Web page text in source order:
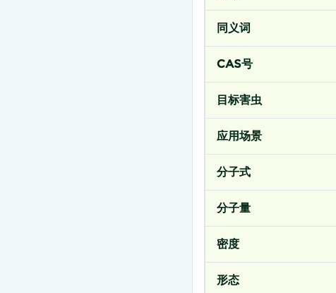
同义词
CAS号
目标害虫
应用场景
分子式
分子量
密度
形态